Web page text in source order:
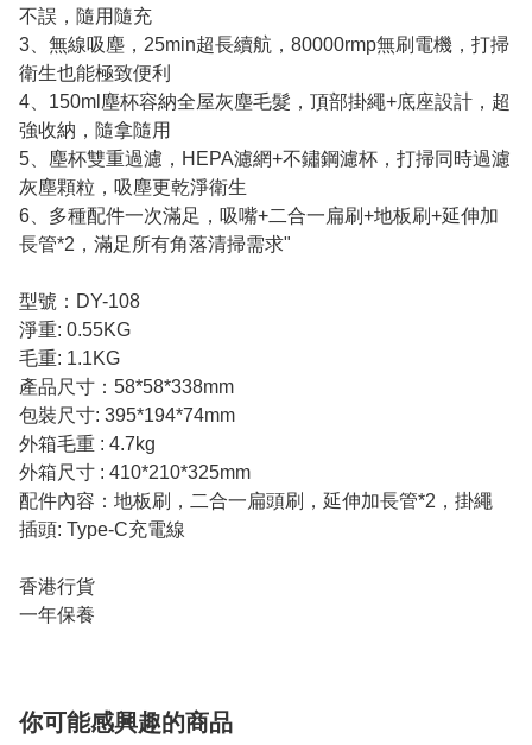
不誤，隨用隨充
3、無線吸塵，25min超長續航，80000rmp無刷電機，打掃
衛生也能極致便利
4、150ml塵杯容納全屋灰塵毛髮，頂部掛繩+底座設計，超
強收納，隨拿隨用
5、塵杯雙重過濾，HEPA濾網+不鏽鋼濾杯，打掃同時過濾
灰塵顆粒，吸塵更乾淨衛生
6、多種配件一次滿足，吸嘴+二合一扁刷+地板刷+延伸加
長管*2，滿足所有角落清掃需求"
型號：DY-108
淨重: 0.55KG
毛重: 1.1KG
產品尺寸：58*58*338mm
包裝尺寸: 395*194*74mm
外箱毛重 : 4.7kg
外箱尺寸 : 410*210*325mm
配件內容：地板刷，二合一扁頭刷，延伸加長管*2，掛繩
插頭: Type-C充電線
香港行貨
一年保養
你可能感興趣的商品